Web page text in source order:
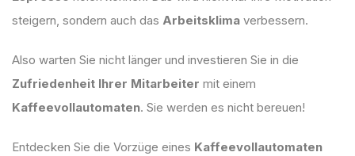
steigern, sondern auch das Arbeitsklima verbessern.
Also warten Sie nicht länger und investieren Sie in die
Zufriedenheit Ihrer Mitarbeiter mit einem
Kaffeevollautomaten. Sie werden es nicht bereuen!
Entdecken Sie die Vorzüge eines Kaffeevollautomaten